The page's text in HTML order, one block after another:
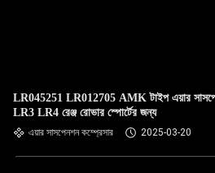
LR045251 LR012705 AMK টাইপ এয়ার
LR3 LR4 রেঞ্জ রোভার স্পোর্টের জন্য
এয়ার সাসপেনশন কম্প্রেসার 2025-03-20